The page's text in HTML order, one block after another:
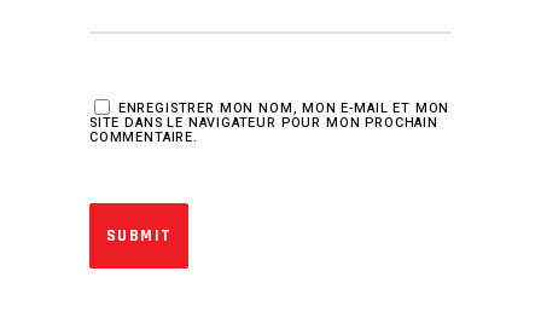
ENREGISTRER MON NOM, MON E-MAIL ET MON
SITE DANS LE NAVIGATEUR POUR MON PROCHAIN
COMMENTAIRE.